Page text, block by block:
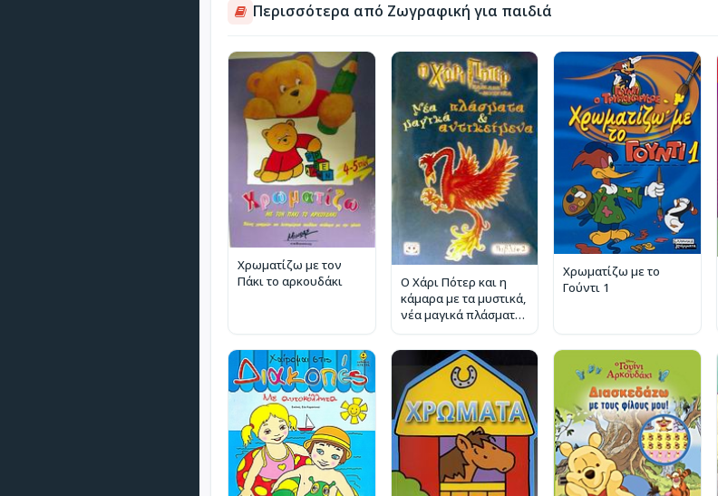
Περισσότερα από Ζωγραφική για παιδιά
Χρωματίζω με τον
Πάκι το αρκουδάκι
Ο Χάρι Πότερ και η
κάμαρα με τα μυστικά,
νέα μαγικά πλάσματα
Χρωματίζω με το
Γούντι 1